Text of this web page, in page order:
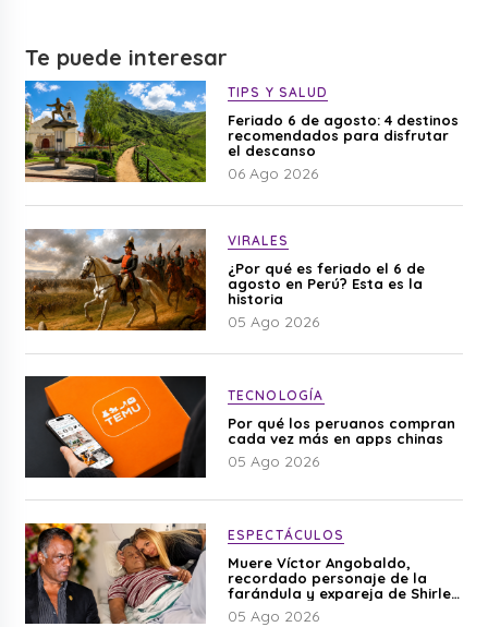
Te puede interesar
TIPS Y SALUD
Feriado 6 de agosto: 4 destinos
recomendados para disfrutar
el descanso
06 Ago 2026
VIRALES
¿Por qué es feriado el 6 de
agosto en Perú? Esta es la
historia
05 Ago 2026
TECNOLOGÍA
Por qué los peruanos compran
cada vez más en apps chinas
05 Ago 2026
ESPECTÁCULOS
Muere Víctor Angobaldo,
recordado personaje de la
farándula y expareja de Shirley
Cherres
05 Ago 2026